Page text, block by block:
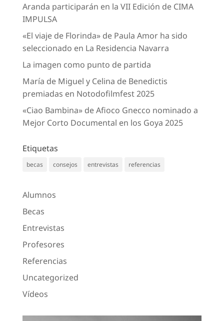
Aranda participarán en la VII Edición de CIMA
IMPULSA
«El viaje de Florinda» de Paula Amor ha sido
seleccionado en La Residencia Navarra
La imagen como punto de partida
María de Miguel y Celina de Benedictis
premiadas en Notodofilmfest 2025
«Ciao Bambina» de Afioco Gnecco nominado a
Mejor Corto Documental en los Goya 2025
Etiquetas
becas consejos entrevistas referencias
Alumnos
Becas
Entrevistas
Profesores
Referencias
Uncategorized
Vídeos